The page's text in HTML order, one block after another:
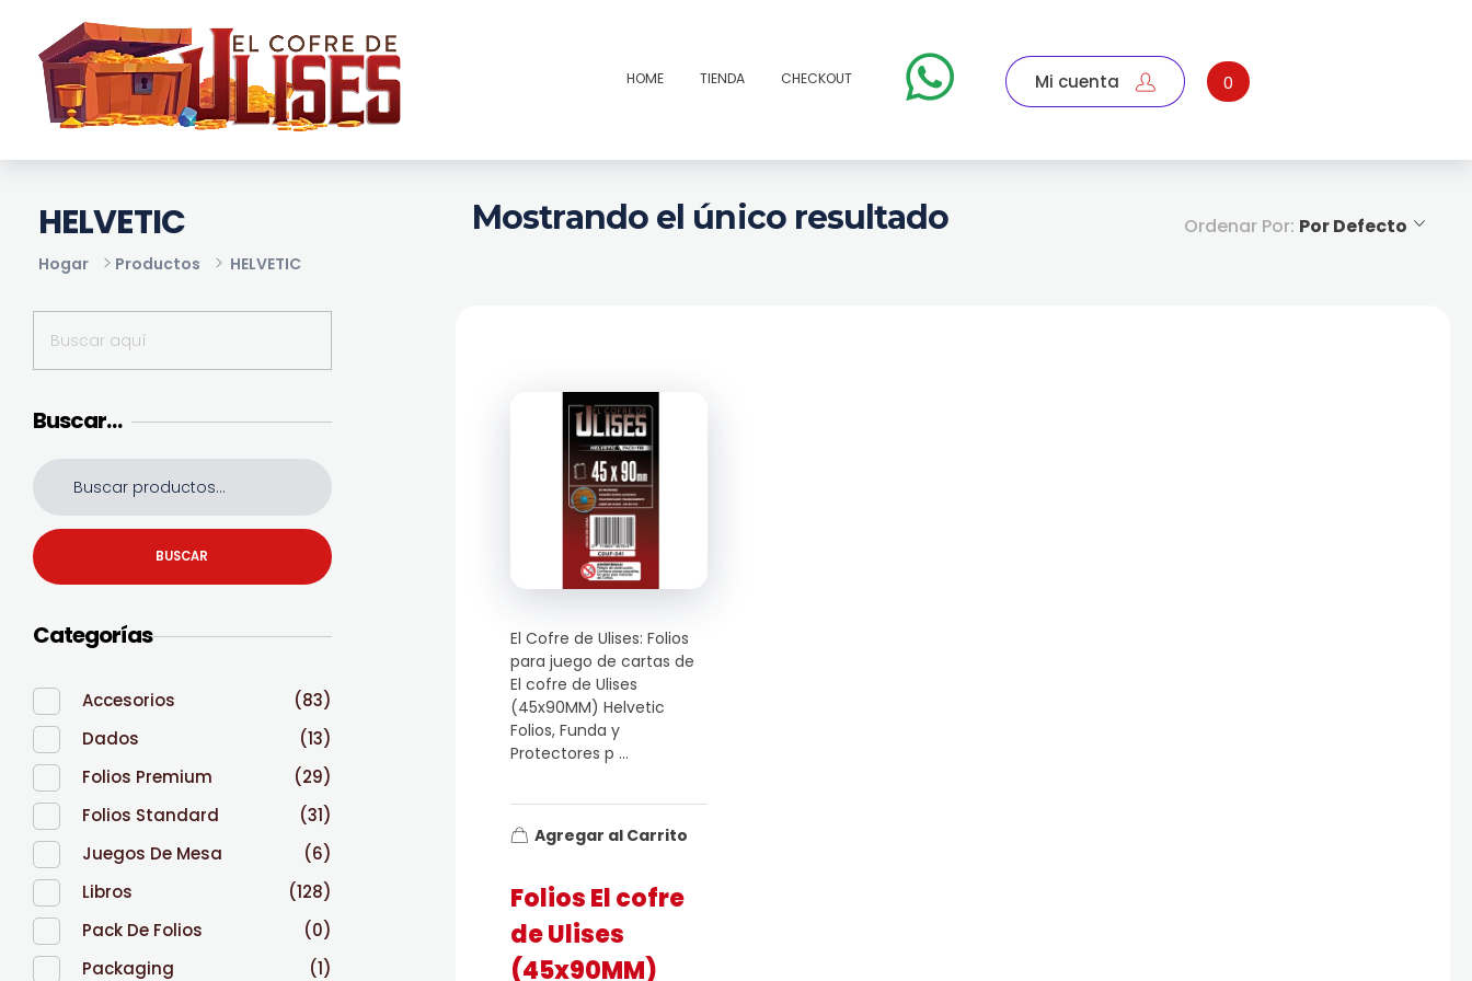
HOME TIENDA CHECKOUT Mi cuenta 0
Hogar Productos HELVETIC
HELVETIC Mostrando el único resultado Ordenar Por: Por Defecto
Folios El cofre
de Ulises
(45x90MM)
El Cofre de Ulises: Folios
para juego de cartas de
El cofre de Ulises
(45x90MM) Helvetic
Folios, Funda y
Protectores p ...
Agregar al Carrito
Buscar…
BUSCAR
Categorías
Accesorios
(83)
Dados
(13)
Folios Premium
(29)
Folios Standard
(31)
Juegos De Mesa
(6)
Libros
(128)
Pack De Folios
(0)
Packaging
(1)